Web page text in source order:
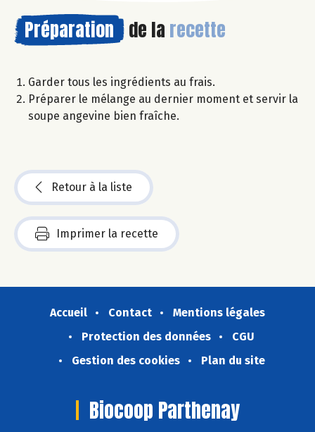
Préparation de la recette
Garder tous les ingrédients au frais.
Préparer le mélange au dernier moment et servir la
soupe angevine bien fraîche.
Retour à la liste
Imprimer la recette
Accueil Contact
Mentions légales
Protection des données
CGU
Gestion des cookies
Plan du site
Biocoop Parthenay